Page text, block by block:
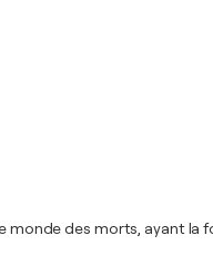
monde des morts, ayant